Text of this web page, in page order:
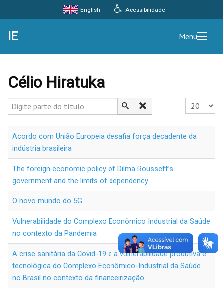
Acessibilidade
English
IE Menu
Célio Hiratuka
Digite parte do título Exibir #
Acordo com União Europeia desafia força decadente da
indústria brasileira
The foreign economic policy of Dilma Rousseff’s
government and the limits of dependency
O novo mundo do 5G
Vulnerabilidade do Complexo Econômico Industrial da Saúde
no contexto da Pandemia
A crise sanitária da Covid-19 e a vulnerabilidade produtiva e
tecnológica do Complexo Econômico-Industrial da Saúde
no Brasil no contexto da financeirização